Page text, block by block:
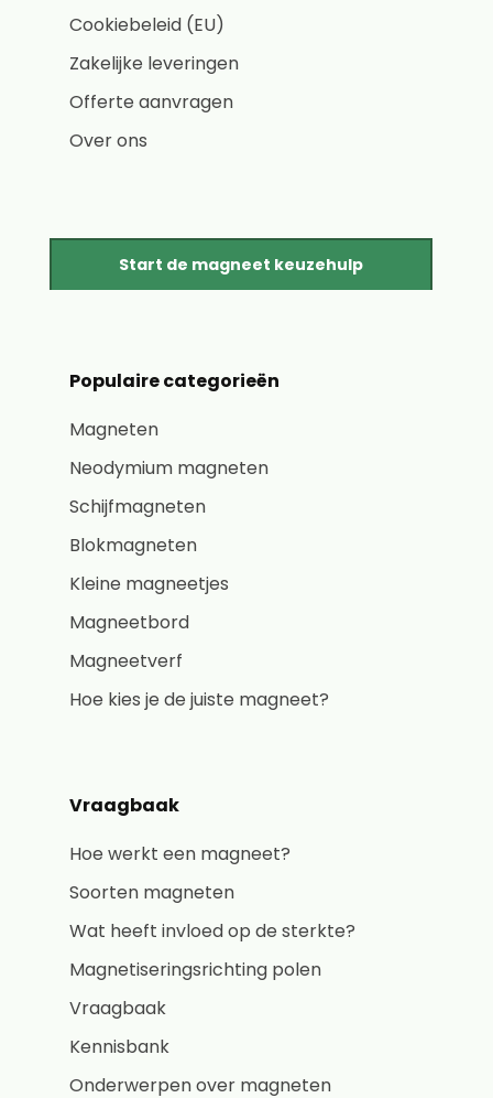
Cookiebeleid (EU)
Zakelijke leveringen
Offerte aanvragen
Over ons
Start de magneet keuzehulp
Populaire categorieën
Magneten
Neodymium magneten
Schijfmagneten
Blokmagneten
Kleine magneetjes
Magneetbord
Magneetverf
Hoe kies je de juiste magneet?
Vraagbaak
Hoe werkt een magneet?
Soorten magneten
Wat heeft invloed op de sterkte?
Magnetiseringsrichting polen
Vraagbaak
Kennisbank
Onderwerpen over magneten